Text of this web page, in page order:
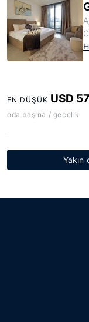
EN DÜŞÜK USD
oda başına / gecelik